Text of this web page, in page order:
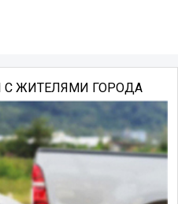
С ЖИТЕЛЯМИ ГОРОДА